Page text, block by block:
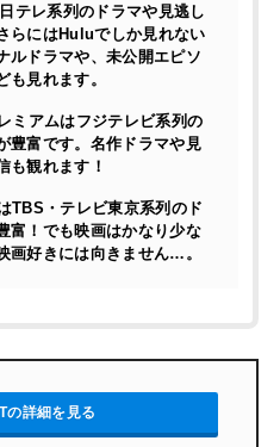
テレ系列のドラマや見逃し
らにはHuluでしか見れない
ルドラマや、未公開エピソ
も見れます。
ミアムはフジテレビ系列の
豊富です。名作ドラマや見
も観れます！
TBS・テレビ東京系列のド
富！でも映画はかなり少な
画好きには向きません…。
の詳細を見る